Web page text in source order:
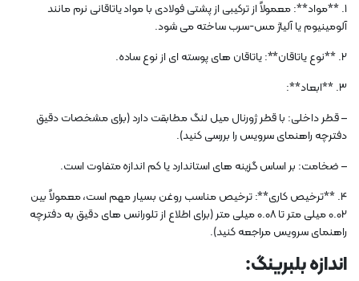
1. **مواد**: معمولاً از ترکیبی از پشتی فولادی با مواد یاتاقانی نرم مانند
آلومینیوم یا آلیاژ مس-سرب ساخته می شود.
2. **نوع یاتاقان**: یاتاقان های پوسته ای از نوع ساده.
3. **ابعاد**:
– قطر داخلی: با قطر ژورنال میل لنگ مطابقت دارد (برای مشخصات دقیق
دفترچه راهنمای سرویس را بررسی کنید).
– ضخامت: بر اساس گزینه های استاندارد یا کم اندازه متفاوت است.
4. **ترخیص کاری**: ترخیص مناسب روغن بسیار مهم است، معمولاً بین
0.02 میلی متر تا 0.08 میلی متر (برای اطلاع از تلورانس های دقیق به دفترچه
راهنمای سرویس مراجعه کنید).
اندازه بلبرینگ: